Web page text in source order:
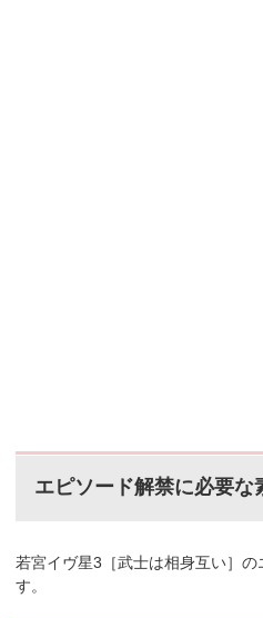
エピソード解禁に必要な
若宮イヴ星3［武士は相身互い］
す。